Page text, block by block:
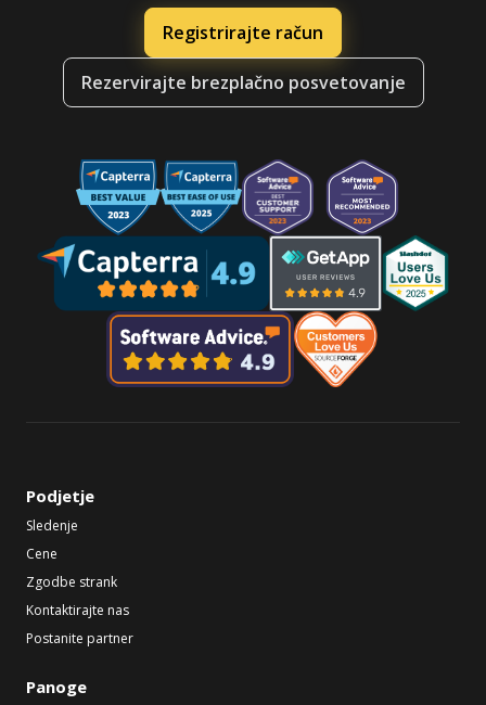
Registrirajte račun
Rezervirajte brezplačno posvetovanje
Podjetje
Sledenje
Cene
Zgodbe strank
Kontaktirajte nas
Postanite partner
Panoge